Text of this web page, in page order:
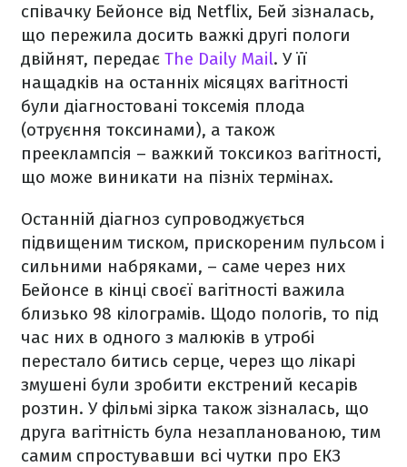
співачку Бейонсе від Netflix, Бей зізналась,
що пережила досить важкі другі пологи
двійнят, передає The Daily Mail. У її
нащадків на останніх місяцях вагітності
були діагностовані токсемія плода
(отруєння токсинами), а також
прееклампсія – важкий токсикоз вагітності,
що може виникати на пізніх термінах.
Останній діагноз супроводжується
підвищеним тиском, прискореним пульсом і
сильними набряками, – саме через них
Бейонсе в кінці своєї вагітності важила
близько 98 кілограмів. Щодо пологів, то під
час них в одного з малюків в утробі
перестало битись серце, через що лікарі
змушені були зробити екстрений кесарів
розтин. У фільмі зірка також зізналась, що
друга вагітність була незапланованою, тим
самим спростувавши всі чутки про ЕКЗ